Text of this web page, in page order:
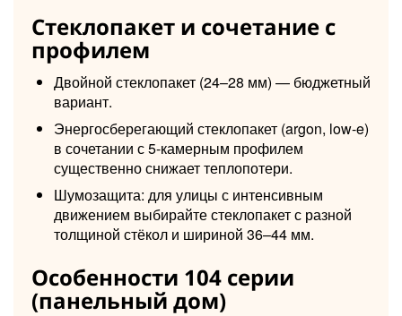
Стеклопакет и сочетание с
профилем
Двойной стеклопакет (24–28 мм) — бюджетный
вариант.
Энергосберегающий стеклопакет (argon, low-e)
в сочетании с 5-камерным профилем
существенно снижает теплопотери.
Шумозащита: для улицы с интенсивным
движением выбирайте стеклопакет с разной
толщиной стёкол и шириной 36–44 мм.
Особенности 104 серии
(панельный дом)